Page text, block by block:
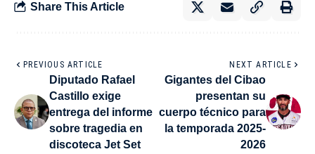
Share This Article
PREVIOUS ARTICLE
Diputado Rafael
Castillo exige
entrega del informe
sobre tragedia en
discoteca Jet Set
NEXT ARTICLE
Gigantes del Cibao
presentan su
cuerpo técnico para
la temporada 2025-
2026